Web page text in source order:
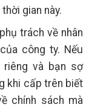
gian này.
trách về nhân
công ty. Nếu
riêng và bạn sợ
khi cấp trên biết
chính sách mà